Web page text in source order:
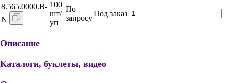
8.565.0000.B-
N
100
шт/
уп
По
запросу
Под заказ
Описание
Каталоги, буклеты, видео